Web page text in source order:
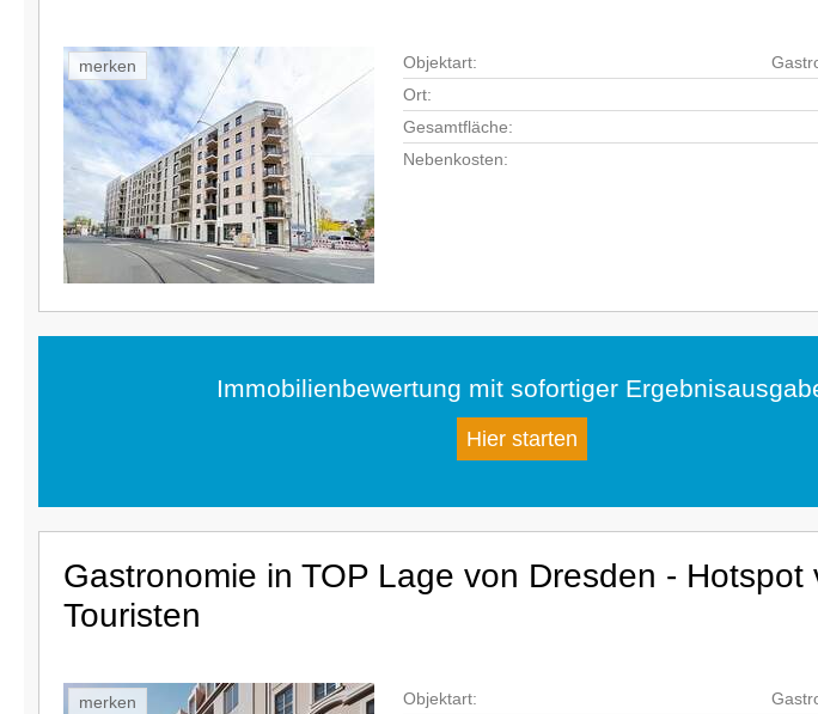
merken Objektart:
Ort:
Gesamtfläche:
Nebenkosten:
Immobilienbewertung mit sofortiger
Hier starten
Gastronomie in TOP Lage von Dresden - Hotspot
Touristen
merken Objektart: